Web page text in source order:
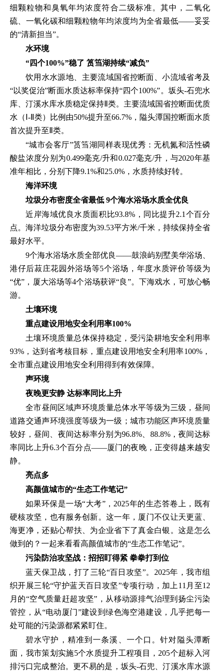
细颗粒物和臭氧年均浓度符合二级标准。其中，二氧化
硫、一氧化碳和细颗粒物年均浓度均为全省最低——妥妥
的“清新担当”。
水环境
“四个100%”稳了 筼筜湖持续“减负”
饮用水水源地、主要流域国省控断面、小流域省考及
“以奖促治”断面水质达标率保持“四个100%”。坂头-石兜水
库、汀溪水库水质稳定保持Ⅱ类。主要流域国省控断面优质
水（Ⅰ-Ⅱ类）比例由50%提升至66.7%，隘头潭国控断面水质
首次提升至Ⅱ类。
“城市会客厅”筼筜湖同样表现优秀：无机氮和活性磷
酸盐浓度分别为0.499毫克/升和0.027毫克/升，与2020年基
准年相比，分别下降9.1%和25.0%，水质持续好转。
海洋环境
垃圾分布密度全省最低 9个海水浴场水质全优良
近岸海域优良水质面积比93.8%，同比提升2.1个百分
点。海洋垃圾分布密度为39.53平方米/千米，持续保持全省
最好水平。
9个海水浴场水质全部优良——鼓浪屿别墅美华浴场、
港仔后菽庄花园外浴场等5个浴场，年度水质评价等级为
“优”，厦大浴场等4个浴场获评“良”。下海戏水，可放心畅
游。
土壤环境
重点建设用地安全利用率100%
土壤环境质量总体保持稳定，受污染耕地安全利用率
93%，达到省考核目标，重点建设用地安全利用率100%，
全市重点建设用地安全利用得到有效保障。
声环境
夜晚更安静 达标率同比上升
全市昼间区域声环境质量总体水平等级为三级，昼间
道路交通声环境强度等级为一级；城市功能区声环境质量
较好，昼间、夜间达标率分别为96.8%、88.8%，夜间达标
率同比上升6.3个百分点——厦门的夜晚，正变得越来越安
静。
亮点多
高颜值城市的“生态工作笔记”
如果环保是一场“大考”，2025年的生态答卷上，既有
硬核攻坚，也有服务创新。这一年，厦门不仅让天更蓝、
海更净，还贴心帮扶、为企业省下了真金白银。这是怎么
做到的？一起来看看高颜值城市的“生态工作笔记”。
污染防治攻坚战： 招招盯得紧 拳拳打到位
蓝天保卫战，打了三轮“百日攻坚”。2025年，我市组
织开展三轮“守护蓝天百日攻坚”专项行动，加上11月至12
月的“空气质量赶超攻坚”，从移动源排气治理到扬尘污染
管控，从“电动厦门”建设到绿色海空港建设，几乎把每一
处可能的污染源都紧紧盯住。
碧水守护，精准到一条溪、一个口。针对隘头潭断
面，我市策划实施5个水质提升工程项目，205个超标入河
排污口完成整治。更不易的是，坂头-石兜、汀溪水库水源